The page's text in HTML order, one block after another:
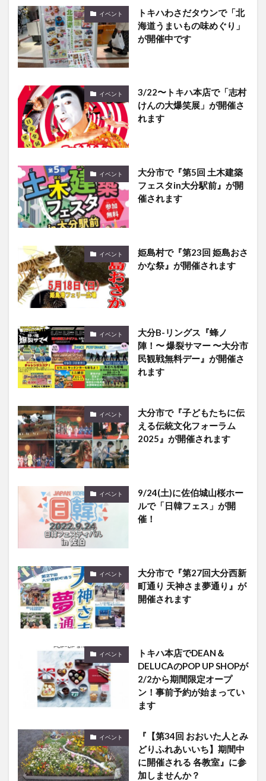
イベント
トキハわさだタウンで「北
海道うまいもの味めぐり」
が開催中です
イベント
3/22〜トキハ本店で「志村
けんの大爆笑展」が開催さ
れます
イベント
大分市で『第5回 土木建築
フェスタin大分駅前』が開
催されます
イベント
姫島村で『第23回 姫島おさ
かな祭』が開催されます
イベント
大分B-リングス『蜂ノ
陣！〜 爆裂サマー 〜大分市
民観戦無料デー』が開催さ
れます
イベント
大分市で『子どもたちに伝
える伝統文化フォーラム
2025』が開催されます
イベント
9/24(土)に佐伯城山桜ホー
ルで「日韓フェス」が開
催！
イベント
大分市で『第27回大分西新
町通り 天神さま夢通り』が
開催されます
イベント
トキハ本店でDEAN＆
DELUCAのPOP UP SHOPが
2/2から期間限定オープ
ン！事前予約が始まってい
ます
イベント
『【第34回 おおいた人とみ
どりふれあいいち】期間中
に開催される 各教室』に参
加しませんか？